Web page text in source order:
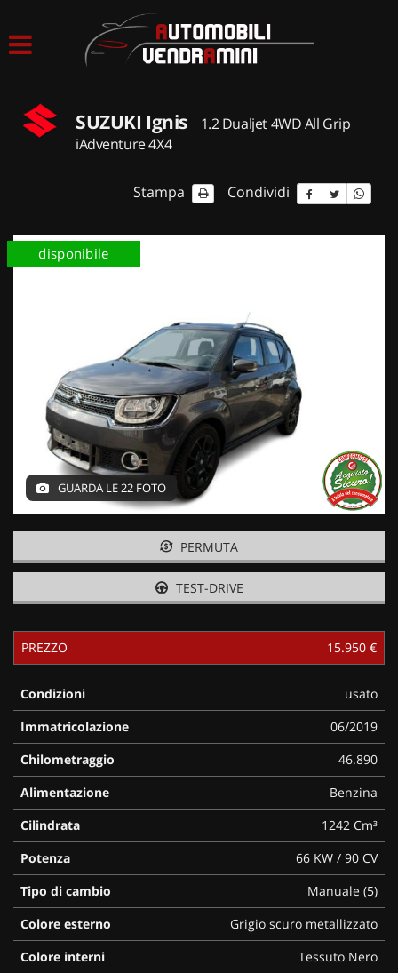
ACQUISTIAMO USATO
CONTATTI
SUZUKI Ignis
1.2 Dualjet 4WD All Grip
iAdventure 4X4
Stampa Condividi
disponibile
GUARDA LE 22 FOTO
PERMUTA
TEST-DRIVE
PREZZO 15.950 €
Condizioni
usato
Immatricolazione
06/2019
Chilometraggio
46.890
Alimentazione
Benzina
Cilindrata
1242 Cm³
Potenza
66 KW / 90 CV
Tipo di cambio
Manuale (5)
Colore esterno
Grigio scuro metallizzato
Colore interni
Tessuto Nero